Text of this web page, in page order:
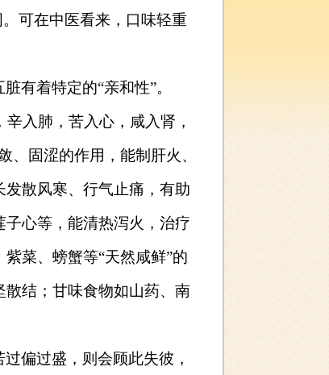
可在中医看来，口味轻重
有着特定的“亲和性”。
辛入肺，苦入心，咸入肾，
、固涩的作用，能制肝火、
散风寒、行气止痛，有助
心等，能清热泻火，治疗
菜、螃蟹等“天然咸鲜”的
结；甘味食物如山药、南
偏过盛，则会顾此失彼，